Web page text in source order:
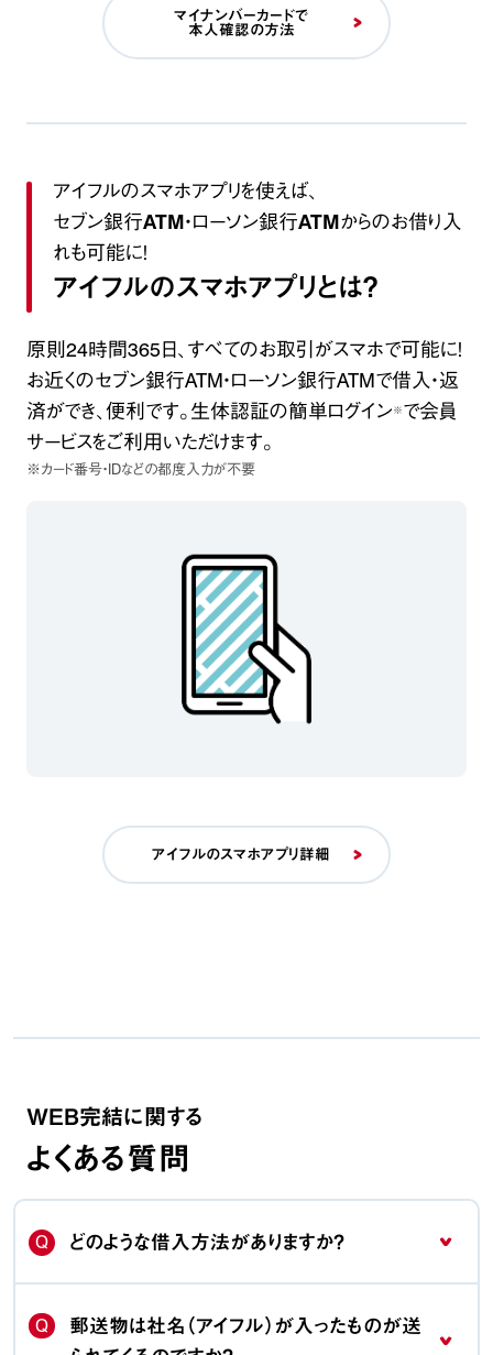
マイナンバーカードで
本人確認の方法
アイフルのスマホアプリを使えば、
セブン銀行ATM・ローソン銀行ATMからのお借り入
れも可能に！
アイフルのスマホアプリとは？
原則24時間365日、すべてのお取引がスマホで可能に！
お近くのセブン銀行ATM・ローソン銀行ATMで借入・返
済ができ、便利です。生体認証の簡単ログイン※で会員
サービスをご利用いただけます。
※カード番号・IDなどの都度入力が不要
アイフルのスマホアプリ詳細
WEB完結に関する
よくある質問
Q どのような借入方法がありますか？
Q
郵送物は社名（アイフル）が入ったものが送